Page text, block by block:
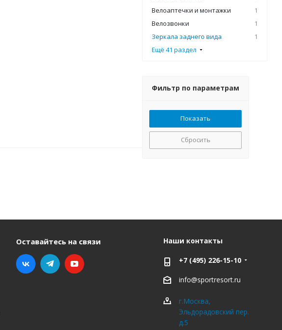
Велоаптечки и монтажки
1
Велозвонки
1
Зеркала заднего вида
1
Ещё 41 раздел
Фильтр по параметрам
Сбросить
Оставайтесь на связи Наши контакты
+7 (495) 226-15-10
info@sportresort.ru
г.Москва,
Эльдорадовский пер.
д.5